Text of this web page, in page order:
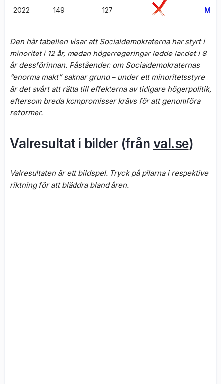
2022 149 127
Den här tabellen visar att Socialdemokraterna har styrt i
minoritet i 12 år, medan högerregeringar ledde landet i 8
år dessförinnan. Påståenden om Socialdemokraternas
“enorma makt” saknar grund – under ett minoritetsstyre
är det svårt att rätta till effekterna av tidigare högerpolitik,
eftersom breda kompromisser krävs för att genomföra
reformer.
Valresultat i bilder (från val.se)
Valresultaten är ett bildspel. Tryck på pilarna i respektive
riktning för att bläddra bland åren.